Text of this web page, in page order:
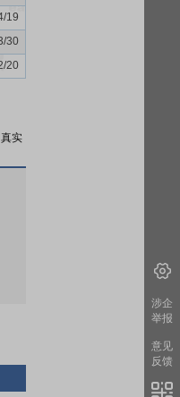
19
30
20
实
涉企
举报
意见
反馈